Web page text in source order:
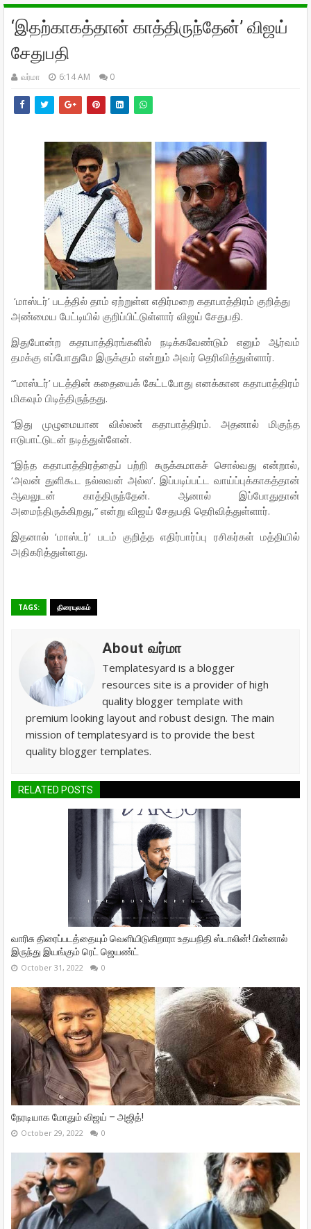
‘இதற்காகத்தான் காத்திருந்தேன்’ விஜய்
சேதுபதி
வர்மா 6:14 AM 0
‘மாஸ்டர்’ படத்தில் தாம் ஏற்றுள்ள எதிர்மறை கதாபாத்திரம் குறித்து
அண்மைய பேட்டியில் குறிப்பிட்டுள்ளார் விஜய் சேதுபதி.
இதுபோன்ற
கதாபாத்திரங்களில் நடிக்கவேண்டும் எனும்
ஆர்வம்
தமக்கு எப்போதுமே இருக்கும் என்றும் அவர் தெரிவித்துள்ளார்.
“’மாஸ்டர்’ படத்தின் கதையைக் கேட்டபோது எனக்கான கதாபாத்திரம்
மிகவும் பிடித்திருந்தது.
“இது முழுமையான வில்லன் கதாபாத்திரம்.அதனால்
மிகுந்த
ஈடுபாட்டுடன் நடித்துள்ளேன்.
“இந்த கதாபாத்திரத்தைப் பற்றி சுருக்கமாகச் சொல்வது என்றால்,
‘அவன் துளிகூட நல்லவன் அல்ல’. இப்படிப்பட்ட வாய்ப்புக்காகத்தான்
ஆவலுடன்
காத்திருந்தேன். ஆனால்
இப்போதுதான்
அமைந்திருக்கிறது,” என்று விஜய் சேதுபதி தெரிவித்துள்ளார்.
இதனால் ‘மாஸ்டர்’ படம் குறித்த எதிர்பார்ப்பு ரசிகர்கள் மத்தியில்
அதிகரித்துள்ளது.
TAGS: திரையுலகம்
About வர்மா
Templatesyard is a blogger
resources site is a provider of high
quality blogger template with
premium looking layout and robust design. The main
mission of templatesyard is to provide the best
quality blogger templates.
RELATED POSTS
வாரிசு திரைப்படத்தையும் வெளியிடுகிறாரா உதயநிதி ஸ்டாலின்! பின்னால்
இருந்து இயங்கும் ரெட் ஜெயண்ட்
October 31, 2022 0
நேரடியாக மோதும் விஜய் – அஜித்!
October 29, 2022 0